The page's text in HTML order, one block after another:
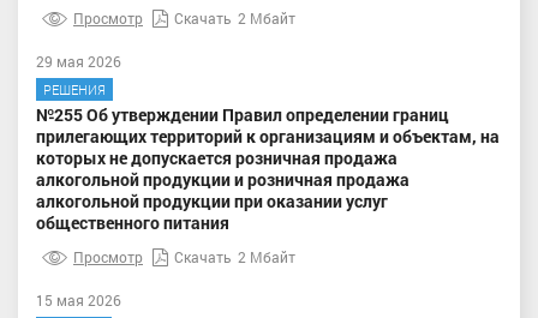
Просмотр Скачать 2 Мбайт
29 мая 2026
РЕШЕНИЯ
№255 Об утверждении Правил определении границ
прилегающих территорий к организациям и объектам, на
которых не допускается розничная продажа
алкогольной продукции и розничная продажа
алкогольной продукции при оказании услуг
общественного питания
Просмотр Скачать 2 Мбайт
15 мая 2026